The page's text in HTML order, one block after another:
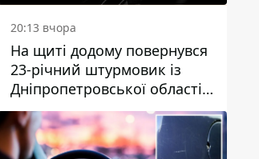
20:13 вчора
На щиті додому повернувся
23-річний штурмовик із
Дніпропетровської області
Богдан Бескровний